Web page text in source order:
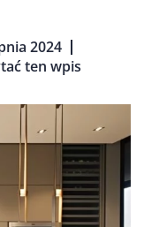
2024
ten wpis